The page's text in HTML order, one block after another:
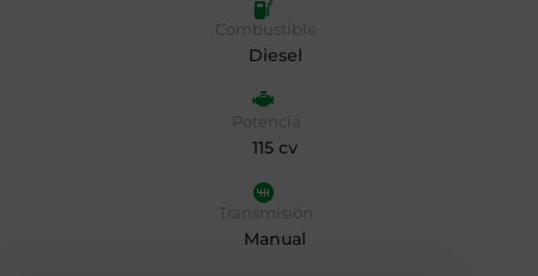
Combustible
Diesel
Potencia
115 cv
Transmisión
Manual